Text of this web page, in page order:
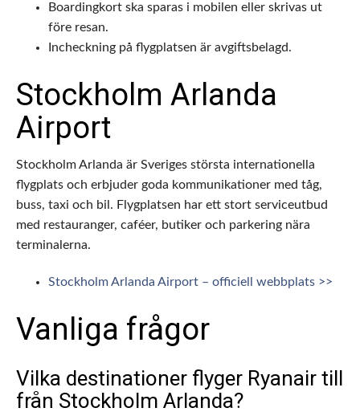
Boardingkort ska sparas i mobilen eller skrivas ut
före resan.
Incheckning på flygplatsen är avgiftsbelagd.
Stockholm Arlanda
Airport
Stockholm Arlanda är Sveriges största internationella
flygplats och erbjuder goda kommunikationer med tåg,
buss, taxi och bil. Flygplatsen har ett stort serviceutbud
med restauranger, caféer, butiker och parkering nära
terminalerna.
Stockholm Arlanda Airport – officiell webbplats >>
Vanliga frågor
Vilka destinationer flyger Ryanair till
från Stockholm Arlanda?